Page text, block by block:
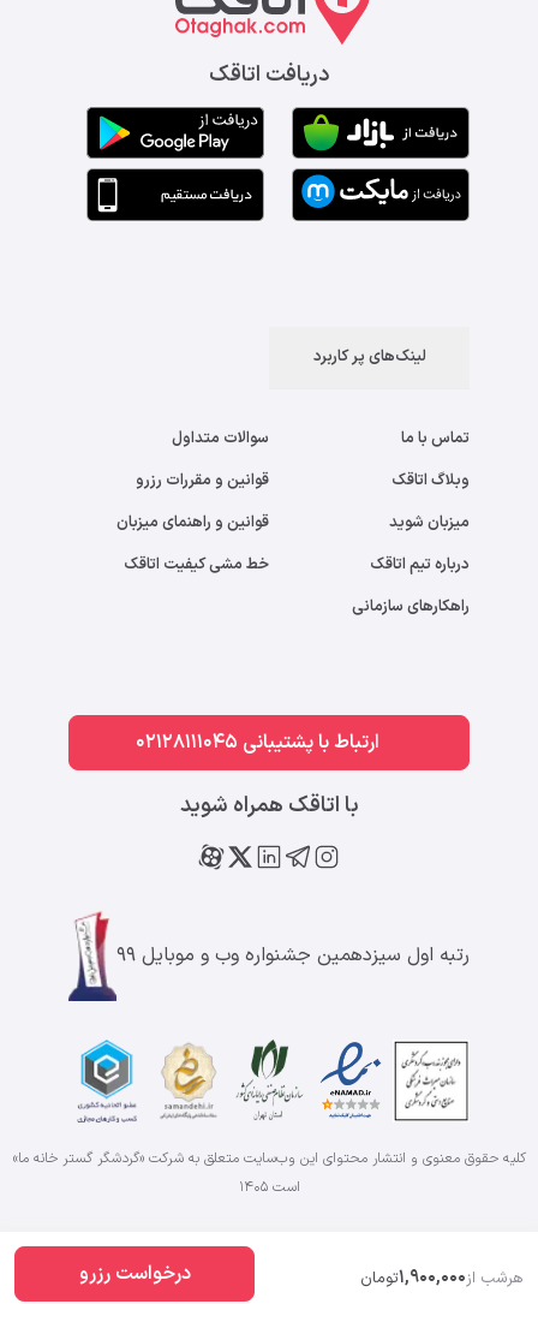
هرشب از1,900,000تومان درخواست رزرو
دریافت اتاقک
لینک‌های پر کاربرد
تماس با ما
وبلاگ اتاقک
میزبان شوید
درباره تیم اتاقک
راهکارهای سازمانی
سوالات متداول
قوانین و مقررات رزرو
قوانین و راهنمای میزبان
خط مشی کیفیت اتاقک
ارتباط با پشتیبانی 02128111045
با اتاقک همراه شوید
رتبه اول سیزدهمین جشنواره وب و موبایل ۹۹
کلیه حقوق معنوی و انتشار محتوای این وب‌سایت متعلق به شرکت «گردشگر گستر خانه ما»
است۱۴۰۵